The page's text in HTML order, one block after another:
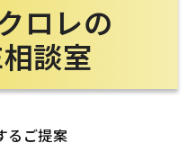
ロレの
談室
るご提案